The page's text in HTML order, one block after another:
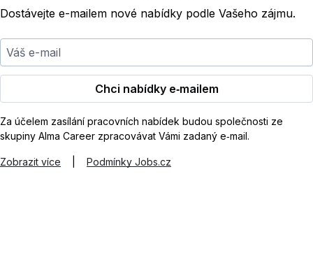
Dostávejte e-mailem nové nabídky podle Vašeho zájmu.
Váš e-mail
Chci nabídky e‑mailem
Za účelem zasílání pracovních nabídek budou společnosti ze
skupiny Alma Career zpracovávat Vámi zadaný e‑mail.
Zobrazit více Podmínky Jobs.cz